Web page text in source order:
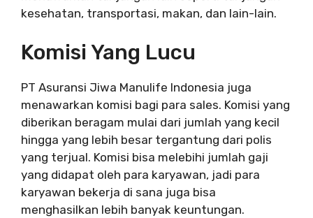
kesehatan, transportasi, makan, dan lain-lain.
Komisi Yang Lucu
PT Asuransi Jiwa Manulife Indonesia juga
menawarkan komisi bagi para sales. Komisi yang
diberikan beragam mulai dari jumlah yang kecil
hingga yang lebih besar tergantung dari polis
yang terjual. Komisi bisa melebihi jumlah gaji
yang didapat oleh para karyawan, jadi para
karyawan bekerja di sana juga bisa
menghasilkan lebih banyak keuntungan.